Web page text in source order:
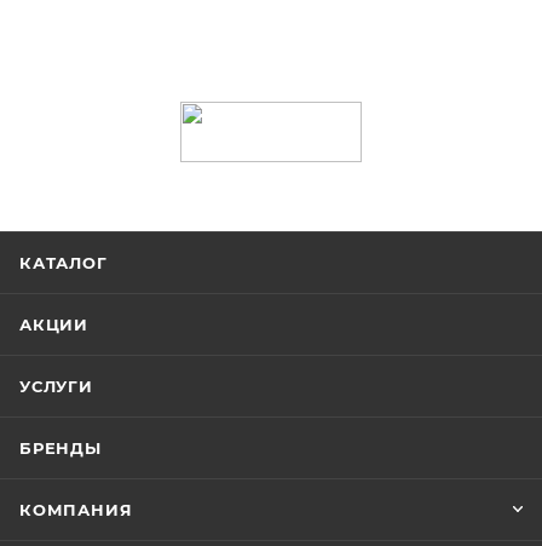
КАТАЛОГ
АКЦИИ
УСЛУГИ
БРЕНДЫ
КОМПАНИЯ